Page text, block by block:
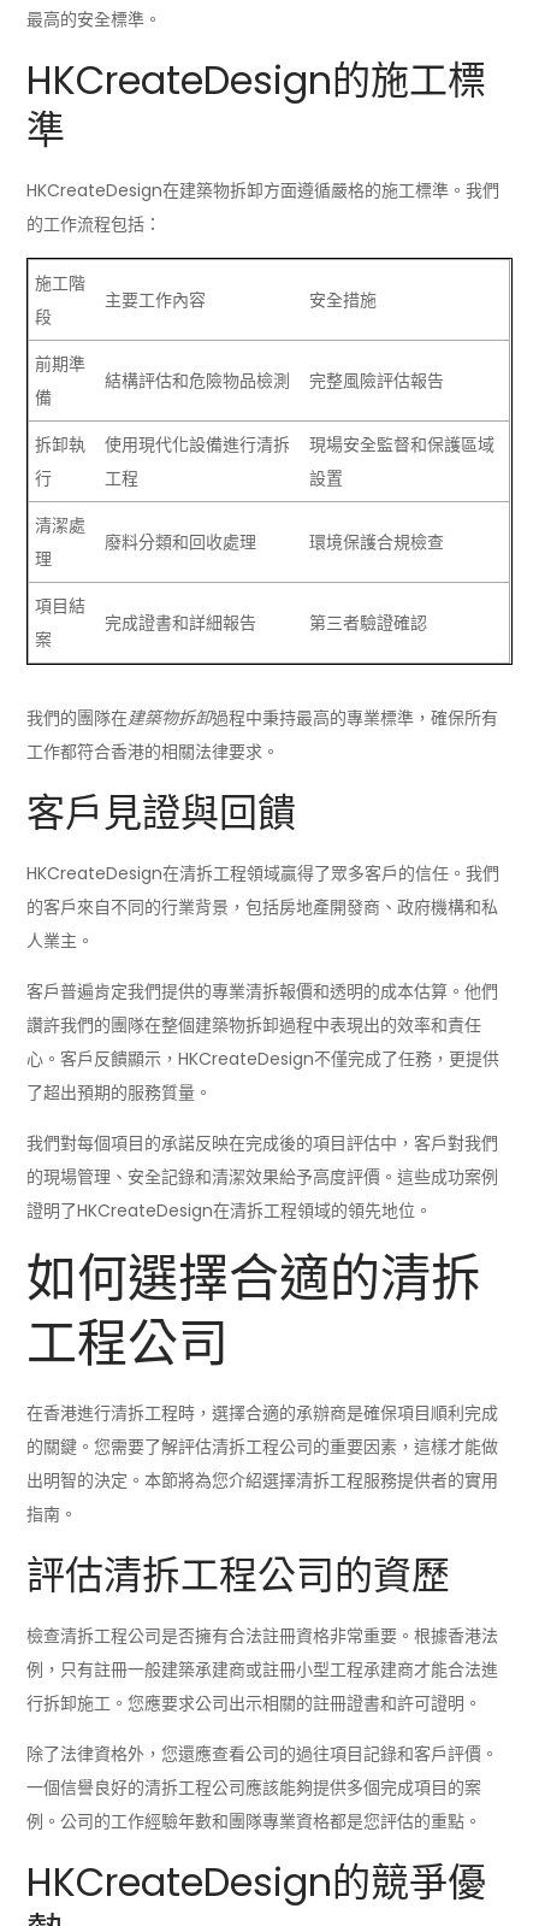
最高的安全標準。
HKCreateDesign的施工標
準
HKCreateDesign在建築物拆卸方面遵循嚴格的施工標準。我們
的工作流程包括：
施工階
段
主要工作內容 安全措施
前期準
備
結構評估和危險物品檢測 完整風險評估報告
拆卸執
行
使用現代化設備進行清拆
工程
現場安全監督和保護區域
設置
清潔處
理
廢料分類和回收處理 環境保護合規檢查
項目結
案
完成證書和詳細報告 第三者驗證確認
我們的團隊在建築物拆卸過程中秉持最高的專業標準，確保所有
工作都符合香港的相關法律要求。
客戶見證與回饋
HKCreateDesign在清拆工程領域贏得了眾多客戶的信任。我們
的客戶來自不同的行業背景，包括房地產開發商、政府機構和私
人業主。
客戶普遍肯定我們提供的專業清拆報價和透明的成本估算。他們
讚許我們的團隊在整個建築物拆卸過程中表現出的效率和責任
心。客戶反饋顯示，HKCreateDesign不僅完成了任務，更提供
了超出預期的服務質量。
我們對每個項目的承諾反映在完成後的項目評估中，客戶對我們
的現場管理、安全記錄和清潔效果給予高度評價。這些成功案例
證明了HKCreateDesign在清拆工程領域的領先地位。
如何選擇合適的清拆
工程公司
在香港進行清拆工程時，選擇合適的承辦商是確保項目順利完成
的關鍵。您需要了解評估清拆工程公司的重要因素，這樣才能做
出明智的決定。本節將為您介紹選擇清拆工程服務提供者的實用
指南。
評估清拆工程公司的資歷
檢查清拆工程公司是否擁有合法註冊資格非常重要。根據香港法
例，只有註冊一般建築承建商或註冊小型工程承建商才能合法進
行拆卸施工。您應要求公司出示相關的註冊證書和許可證明。
除了法律資格外，您還應查看公司的過往項目記錄和客戶評價。
一個信譽良好的清拆工程公司應該能夠提供多個完成項目的案
例。公司的工作經驗年數和團隊專業資格都是您評估的重點。
HKCreateDesign的競爭優